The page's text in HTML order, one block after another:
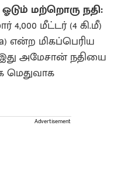
மற்றொரு நதி:
4,000 மீட்டர் (4 கி.மீ)
என்ற மிகப்பெரிய
இது அமேசான் நதியை
மெதுவாக
Advertisement